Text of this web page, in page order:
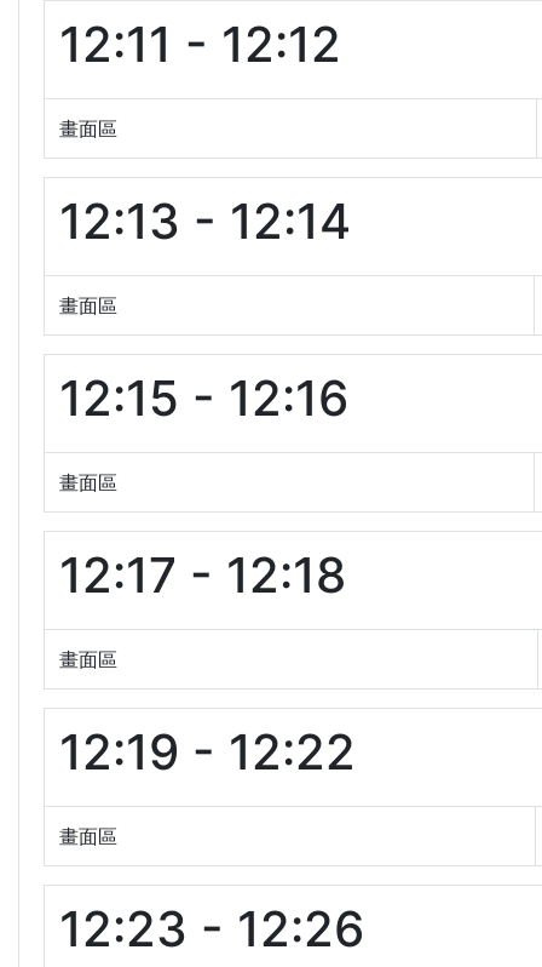
12:11 - 12:12
畫面區
12:13 - 12:14
畫面區
12:15 - 12:16
畫面區
12:17 - 12:18
畫面區
12:19 - 12:22
畫面區
12:23 - 12:26